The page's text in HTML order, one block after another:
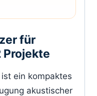
für
Projekte
ein kompaktes
akustischer